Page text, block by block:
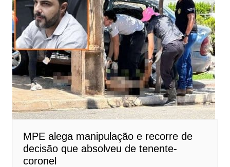
MPE alega manipulação e recorre de
decisão que absolveu de tenente-
coronel